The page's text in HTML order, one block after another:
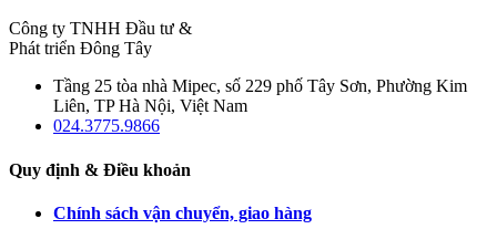
Công ty TNHH Đầu tư &
Phát triển Đông Tây
Tầng 25 tòa nhà Mipec, số 229 phố Tây Sơn, Phường Kim
Liên, TP Hà Nội, Việt Nam
024.3775.9866
Quy định & Điều khoản
Chính sách vận chuyển, giao hàng